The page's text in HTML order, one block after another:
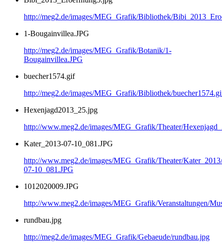
http://meg2.de/images/MEG_Grafik/Bibliothek/
1-Bougainvillea.JPG
http://meg2.de/images/MEG_Grafik/Botanik/1-
Bougainvillea.JPG
buecher1574.gif
http://meg2.de/images/MEG_Grafik/Bibliothek/
Hexenjagd2013_25.jpg
http://www.meg2.de/images/MEG_Grafik/Theater/
Kater_2013-07-10_081.JPG
http://www.meg2.de/images/MEG_Grafik/Theater/
07-10_081.JPG
1012020009.JPG
http://www.meg2.de/images/MEG_Grafik/Veranstaltungen/
rundbau.jpg
http://meg2.de/images/MEG_Grafik/Gebaeude/rundbau.jpg